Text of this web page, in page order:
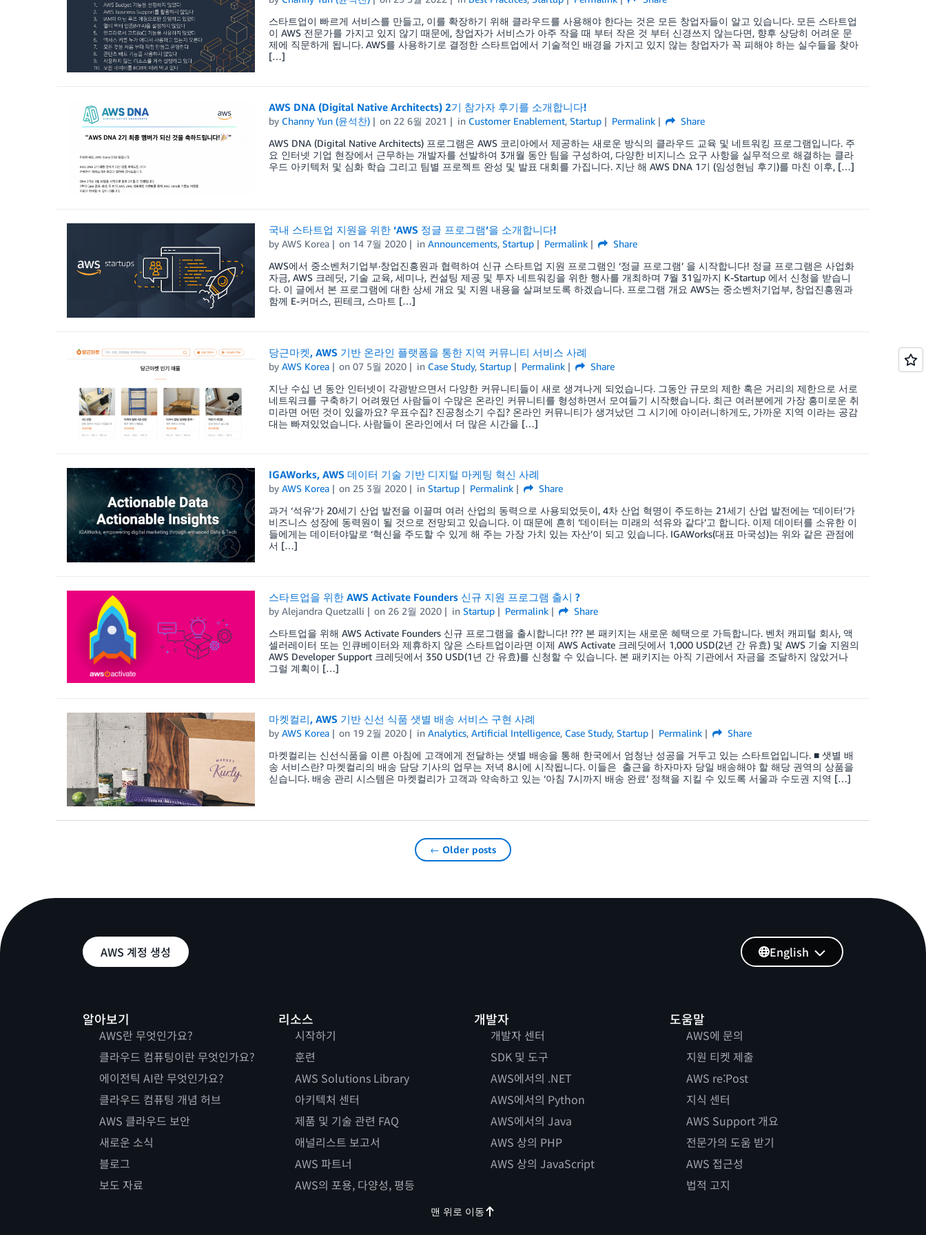
스타트업이 빠르게 서비스를 만들고, 이를 확장하기 위해 클라우드를 사용해야 한다는 것은 모든 창업자들이 알고 있습니다. 모든 스타트업
이 AWS 전문가를 가지고 있지 않기 때문에, 창업자가 서비스가 아주 작을 때 부터 작은 것 부터 신경쓰지 않는다면, 향후 상당히 어려운 문
제에 직문하게 됩니다. AWS를 사용하기로 결정한 스타트업에서 기술적인 배경을 가지고 있지 않는 창업자가 꼭 피해야 하는 실수들을 찾아
[…]
AWS DNA (Digital Native Architects) 2기 참가자 후기를 소개합니다!
by Channy Yun (윤석찬) on 22 6월 2021 in Customer Enablement,Startup Permalink
Share
AWS DNA (Digital Native Architects) 프로그램은 AWS 코리아에서 제공하는 새로운 방식의 클라우드 교육 및 네트워킹 프로그램입니다. 주
요 인터넷 기업 현장에서 근무하는 개발자를 선발하여 3개월 동안 팀을 구성하여, 다양한 비지니스 요구 사항을 실무적으로 해결하는 클라
우드 아키텍처 및 심화 학습 그리고 팀별 프로젝트 완성 및 발표 대회를 가집니다. 지난 해 AWS DNA 1기 (임성현님 후기)를 마친 이후, […]
국내 스타트업 지원을 위한 ‘AWS 정글 프로그램’을 소개합니다!
by AWS Korea on 14 7월 2020 inAnnouncements,Startup Permalink
Share
AWS에서 중소벤처기업부·창업진흥원과 협력하여 신규 스타트업 지원 프로그램인 ‘정글 프로그램’ 을 시작합니다! 정글 프로그램은 사업화
자금, AWS 크레딧, 기술 교육, 세미나, 컨설팅 제공 및 투자 네트워킹을 위한 행사를 개최하며 7월 31일까지 K-Startup 에서 신청을 받습니
다. 이 글에서 본 프로그램에 대한 상세 개요 및 지원 내용을 살펴보도록 하겠습니다. 프로그램 개요 AWS는 중소벤처기업부, 창업진흥원과
함께 E-커머스, 핀테크, 스마트 […]
당근마켓, AWS 기반 온라인 플랫폼을 통한 지역 커뮤니티 서비스 사례
by AWS Korea on07 5월 2020 in Case Study,Startup Permalink
Share
지난 수십 년 동안 인터넷이 각광받으면서 다양한 커뮤니티들이 새로 생겨나게 되었습니다. 그동안 규모의 제한 혹은 거리의 제한으로 서로
네트워크를 구축하기 어려웠던 사람들이 수많은 온라인 커뮤니티를 형성하면서 모여들기 시작했습니다. 최근 여러분에게 가장 흥미로운 취
미라면 어떤 것이 있을까요? 우표수집? 진공청소기 수집? 온라인 커뮤니티가 생겨났던 그 시기에 아이러니하게도, 가까운 지역 이라는 공감
대는 빠져있었습니다. 사람들이 온라인에서 더 많은 시간을 […]
IGAWorks, AWS 데이터 기술 기반 디지털 마케팅 혁신 사례
by AWS Korea on 25 3월 2020 inStartup Permalink
Share
과거 ‘석유’가 20세기 산업 발전을 이끌며 여러 산업의 동력으로 사용되었듯이, 4차 산업 혁명이 주도하는 21세기 산업 발전에는 ‘데이터’가
비즈니스 성장에 동력원이 될 것으로 전망되고 있습니다. 이 때문에 흔히 ‘데이터는 미래의 석유와 같다’고 합니다. 이제 데이터를 소유한 이
들에게는 데이터야말로 ‘혁신을 주도할 수 있게 해 주는 가장 가치 있는 자산’이 되고 있습니다. IGAWorks(대표 마국성)는 위와 같은 관점에
서 […]
스타트업을 위한 AWS Activate Founders 신규 지원 프로그램 출시 ?
by Alejandra Quetzalli on 26 2월 2020 inStartup Permalink
Share
스타트업을 위해 AWS Activate Founders 신규 프로그램을 출시합니다! ??? 본 패키지는 새로운 혜택으로 가득합니다. 벤처 캐피털 회사, 액
셀러레이터 또는 인큐베이터와 제휴하지 않은 스타트업이라면 이제 AWS Activate 크레딧에서 1,000 USD(2년 간 유효) 및 AWS 기술 지원의
AWS Developer Support 크레딧에서 350 USD(1년 간 유효)를 신청할 수 있습니다. 본 패키지는 아직 기관에서 자금을 조달하지 않았거나
그럴 계획이 […]
마켓컬리, AWS 기반 신선 식품 샛별 배송 서비스 구현 사례
by AWS Korea on 19 2월 2020 inAnalytics,Artificial Intelligence, Case Study,Startup Permalink
Share
마켓컬리는 신선식품을 이른 아침에 고객에게 전달하는 샛별 배송을 통해 한국에서 엄청난 성공을 거두고 있는 스타트업입니다. ■ 샛별 배
송 서비스란? 마켓컬리의 배송 담당 기사의 업무는 저녁 8시에 시작됩니다. 이들은 출근을 하자마자 당일 배송해야 할 해당 권역의 상품을
싣습니다. 배송 관리 시스템은 마켓컬리가 고객과 약속하고 있는 ‘아침 7시까지 배송 완료’ 정책을 지킬 수 있도록 서울과 수도권 지역 […]
← Older posts
AWS 계정 생성
알아보기
AWS란 무엇인가요?
클라우드 컴퓨팅이란 무엇인가요?
에이전틱 AI란 무엇인가요?
클라우드 컴퓨팅 개념 허브
AWS 클라우드 보안
새로운 소식
블로그
보도 자료
리소스
시작하기
훈련
AWS Solutions Library
아키텍처 센터
제품 및 기술 관련 FAQ
애널리스트 보고서
AWS 파트너
AWS의 포용, 다양성, 평등
개발자
개발자 센터
SDK 및 도구
AWS에서의 .NET
AWS에서의 Python
AWS에서의 Java
AWS 상의 PHP
AWS 상의 JavaScript
도움말
AWS에 문의
지원 티켓 제출
AWS re:Post
지식 센터
AWS Support 개요
전문가의 도움 받기
AWS 접근성
법적 고지
English
맨 위로 이동